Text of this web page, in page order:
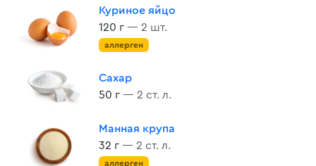
Куриное яйцо
120 г — 2 шт.
аллерген
Сахар
50 г — 2 ст. л.
Манная крупа
32 г — 2 ст. л.
аллерген